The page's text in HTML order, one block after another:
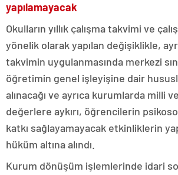
yapılamayacak
Okulların yıllık çalışma takvimi ve
yönelik olarak yapılan değişiklikle,
takvimin uygulanmasında merkezi
öğretimin genel işleyişine dair
alınacağı ve ayrıca kurumlarda milli
değerlere aykırı, öğrencilerin
katkı sağlayamayacak etkinliklerin
hüküm altına alındı.
Kurum dönüşüm işlemlerinde idari